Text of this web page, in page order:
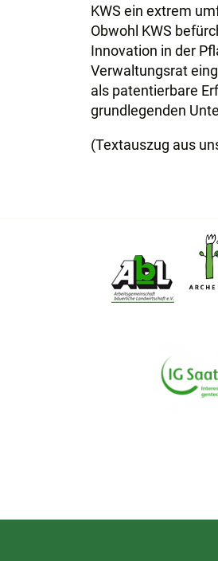
KWS ein extrem
Obwohl KWS
Innovation in der
Verwaltungsrat
als patentierbare
grundlegenden
(Textauszug aus